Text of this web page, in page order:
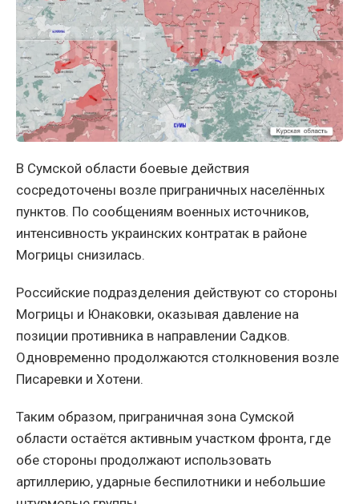
В Сумской области боевые действия
сосредоточены возле приграничных населённых
пунктов. По сообщениям военных источников,
интенсивность украинских контратак в районе
Могрицы снизилась.
Российские подразделения действуют со стороны
Могрицы и Юнаковки, оказывая давление на
позиции противника в направлении Садков.
Одновременно продолжаются столкновения возле
Писаревки и Хотени.
Таким образом, приграничная зона Сумской
области остаётся активным участком фронта, где
обе стороны продолжают использовать
артиллерию, ударные беспилотники и небольшие